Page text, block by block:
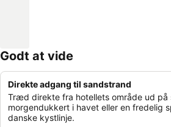
Godt at vide
Direkte adgang til sandstrand
Træd direkte fra hotellets område ud på
morgendukkert i havet eller en fredelig
danske kystlinje.